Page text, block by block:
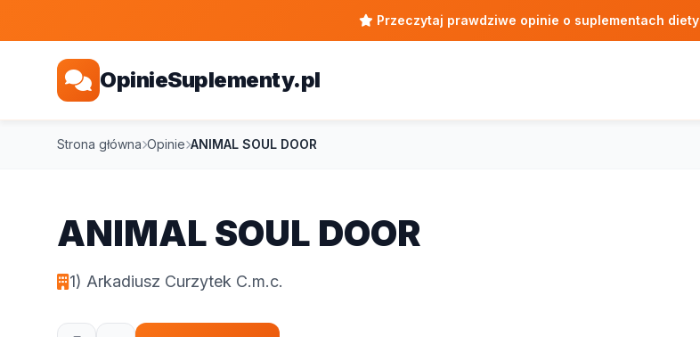
Przeczytaj prawdziwe opinie o suplementach diety
OpinieSuplementy.pl
Strona główna Opinie ANIMAL SOUL DOOR
ANIMAL SOUL DOOR
1) Arkadiusz Curzytek C.m.c.